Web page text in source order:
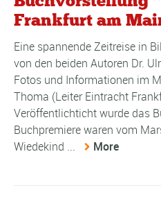
Frankfurt am
Eine spannende Zeitreise in
von den beiden Autoren Dr.
Fotos und Informationen im
Thoma (Leiter Eintracht
Veröffentlichticht wurde das
Buchpremiere waren vom
Wiedekind ...
More